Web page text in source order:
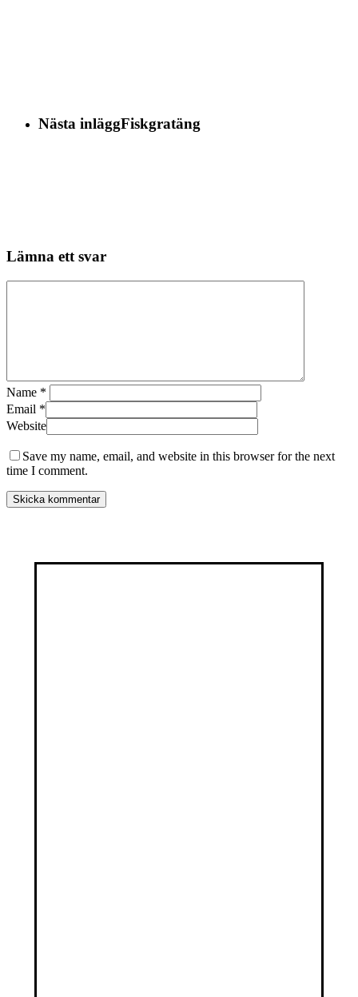
Nästa inläggFiskgratäng
Lämna ett svar
Name *
Email *
Website
Save my name, email, and website in this browser for the next
time I comment.